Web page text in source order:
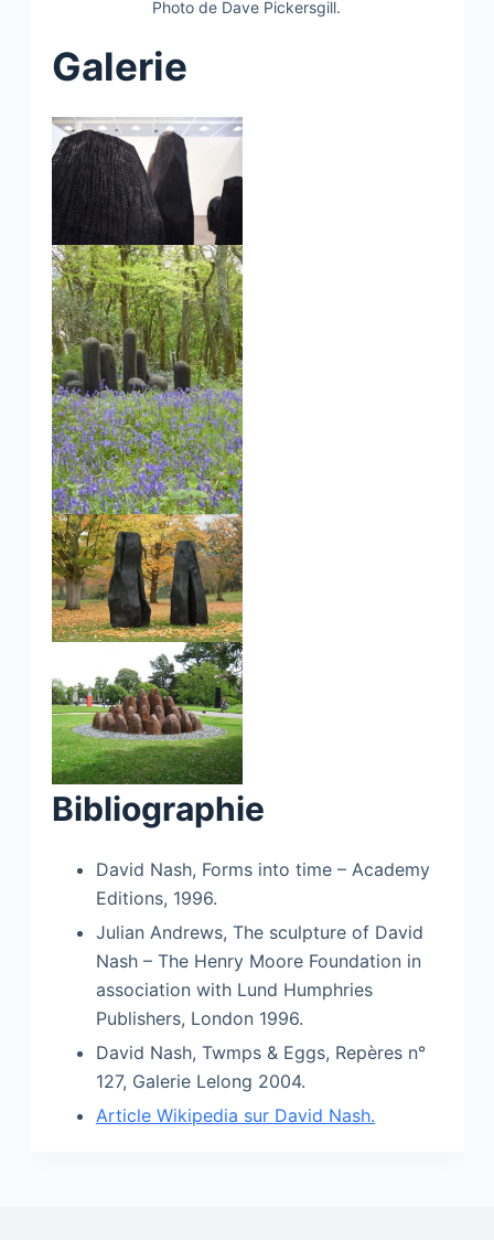
Photo de Dave Pickersgill.
Galerie
Bibliographie
David Nash, Forms into time – Academy
Editions, 1996.
Julian Andrews, The sculpture of David
Nash – The Henry Moore Foundation in
association with Lund Humphries
Publishers, London 1996.
David Nash, Twmps & Eggs, Repères n°
127, Galerie Lelong 2004.
Article Wikipedia sur David Nash.